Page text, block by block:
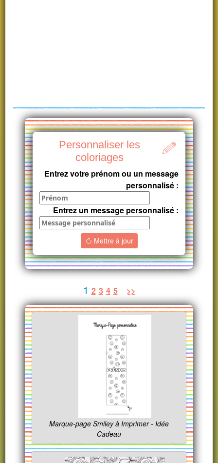
Personnaliser les
coloriages
Entrez votre prénom ou un message
personnalisé :
Entrez un message personnalisé :
Mettre à jour
1 2 3 4 5 >>
Marque-page Smiley à Imprimer - Idée
Cadeau